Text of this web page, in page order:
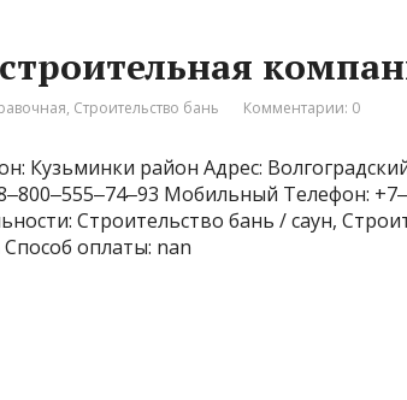
, Строительство бань Комментарии: 0
Кузьминки район Адрес:
Мобильный Телефон:
Строительство бань / саун,
оплаты: nan